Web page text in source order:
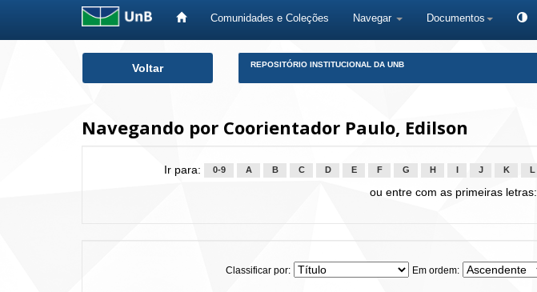
Comunidades e Coleções Navegar Documentos
Voltar REPOSITÓRIO INSTITUCIONAL DA UNB
Navegando por Coorientador Paulo, Edilson
Ir para: 0-9 A B C D E F G H J K L
ou entre com as primeiras letras:
Classificar por: Em ordem: